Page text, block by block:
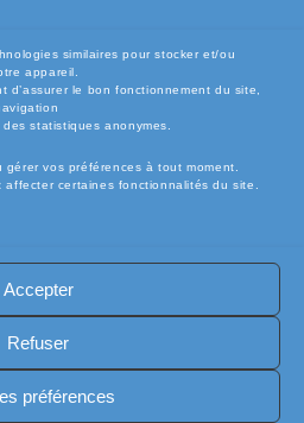
similaires pour stocker et/ou
appareil.
d’assurer le bon fonctionnement du site,
statistiques anonymes.
vos préférences à tout moment.
certaines fonctionnalités du site.
Accepter
Refuser
préférences
(CGV)
🔐 Exercer mes droits RGPD
/ perte